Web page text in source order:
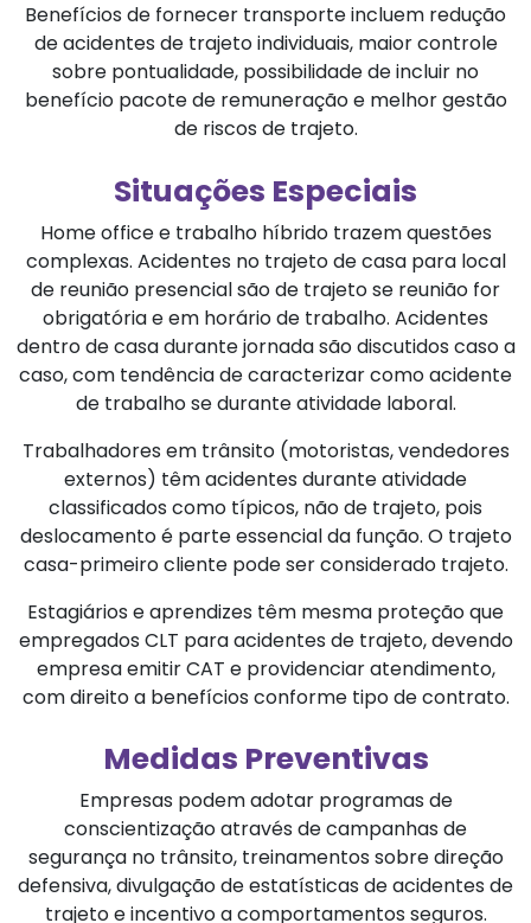
Benefícios de fornecer transporte incluem redução
de acidentes de trajeto individuais, maior controle
sobre pontualidade, possibilidade de incluir no
benefício pacote de remuneração e melhor gestão
de riscos de trajeto.
Situações Especiais
Home office e trabalho híbrido trazem questões
complexas. Acidentes no trajeto de casa para local
de reunião presencial são de trajeto se reunião for
obrigatória e em horário de trabalho. Acidentes
dentro de casa durante jornada são discutidos caso a
caso, com tendência de caracterizar como acidente
de trabalho se durante atividade laboral.
Trabalhadores em trânsito (motoristas, vendedores
externos) têm acidentes durante atividade
classificados como típicos, não de trajeto, pois
deslocamento é parte essencial da função. O trajeto
casa-primeiro cliente pode ser considerado trajeto.
Estagiários e aprendizes têm mesma proteção que
empregados CLT para acidentes de trajeto, devendo
empresa emitir CAT e providenciar atendimento,
com direito a benefícios conforme tipo de contrato.
Medidas Preventivas
Empresas podem adotar programas de
conscientização através de campanhas de
segurança no trânsito, treinamentos sobre direção
defensiva, divulgação de estatísticas de acidentes de
trajeto e incentivo a comportamentos seguros.